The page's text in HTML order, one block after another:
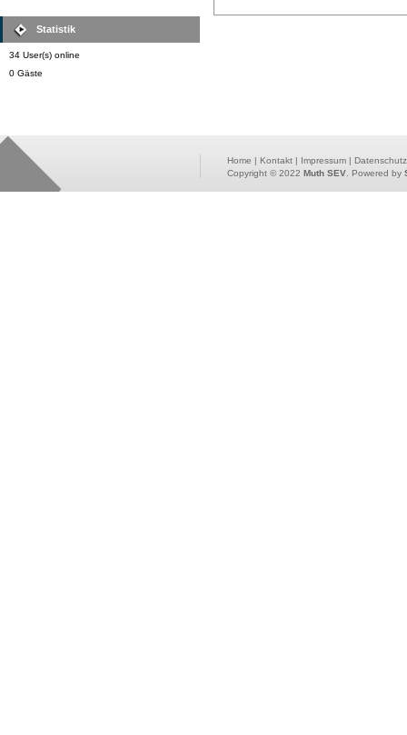
Statistik
34 User(s) online
0 Gäste
Home | Kontakt | Impressum |
Copyright © 2022 Muth SEV . Powered by